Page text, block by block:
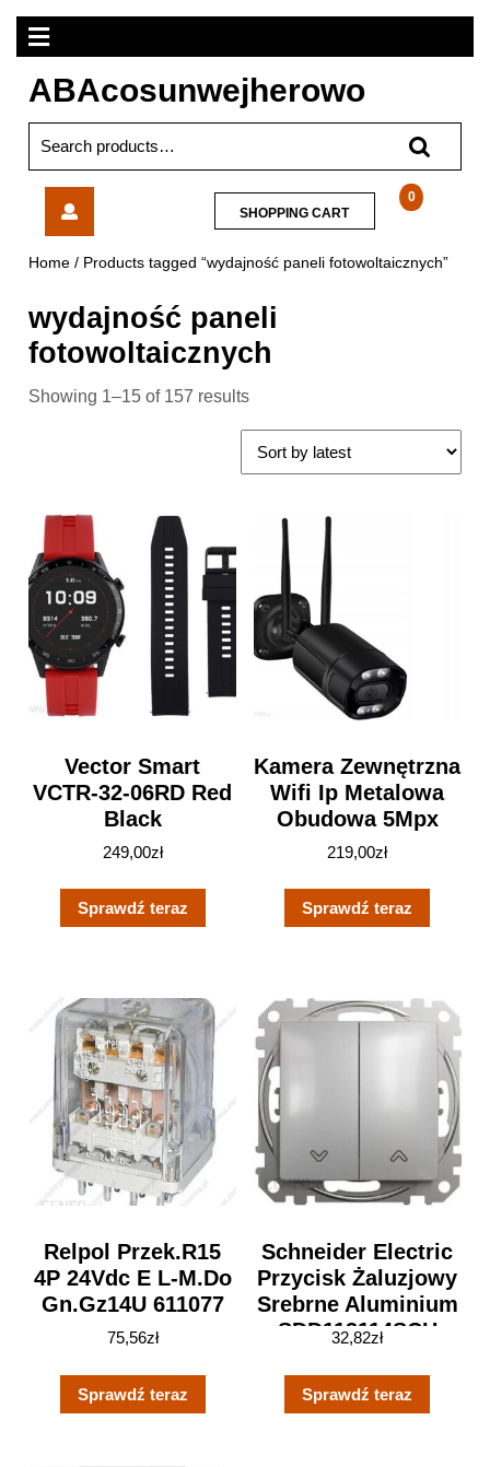
Skip
content
Open
Menu
ABAcosunwejherowo
for:
32-
Red
Black
0
SHOPPING CARTSHOPPING
CART
Home / Products tagged “wydajność paneli fotowoltaicznych”
wydajność paneli
fotowoltaicznych
Showing 1–15 of 157 results
Vector Smart
VCTR-32-06RD Red
Black
249,00zł
Sprawdź teraz
Kamera Zewnętrzna
Wifi Ip Metalowa
Obudowa 5Mpx
219,00zł
Sprawdź teraz
Relpol Przek.R15
4P 24Vdc E L-M.Do
Gn.Gz14U 611077
75,56zł
Sprawdź teraz
Schneider Electric
Przycisk Żaluzjowy
Srebrne Aluminium
SDD113114SCH
32,82zł
Sprawdź teraz